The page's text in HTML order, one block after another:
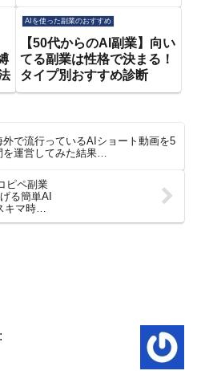
思考法
AIを使った副業のおすすめ
【50代からのAI副業】向い
てる副業は性格で決まる！
タイプ別おすすめ診断
外で流行っているAIショート動画を5
を運営してみた結果…
ピペ副業
る簡単AI
キマ時間
に徹底解